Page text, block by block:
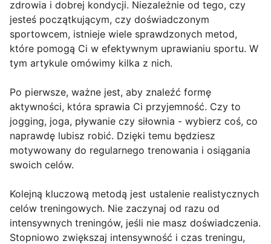
zdrowia i dobrej kondycji. Niezależnie od tego, czy
jesteś początkującym, czy doświadczonym
sportowcem, istnieje wiele sprawdzonych metod,
które pomogą Ci w efektywnym uprawianiu sportu. W
tym artykule omówimy kilka z nich.
Po pierwsze, ważne jest, aby znaleźć formę
aktywności, która sprawia Ci przyjemność. Czy to
jogging, joga, pływanie czy siłownia - wybierz coś, co
naprawdę lubisz robić. Dzięki temu będziesz
motywowany do regularnego trenowania i osiągania
swoich celów.
Kolejną kluczową metodą jest ustalenie realistycznych
celów treningowych. Nie zaczynaj od razu od
intensywnych treningów, jeśli nie masz doświadczenia.
Stopniowo zwiększaj intensywność i czas treningu,